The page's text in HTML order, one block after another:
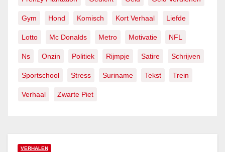
Gym Hond Komisch Kort Verhaal Liefde
Lotto Mc Donalds Metro Motivatie NFL
Ns Onzin Politiek Rijmpje Satire Schrijven
Sportschool Stress Suriname Tekst Trein
Verhaal Zwarte Piet
VERHALEN